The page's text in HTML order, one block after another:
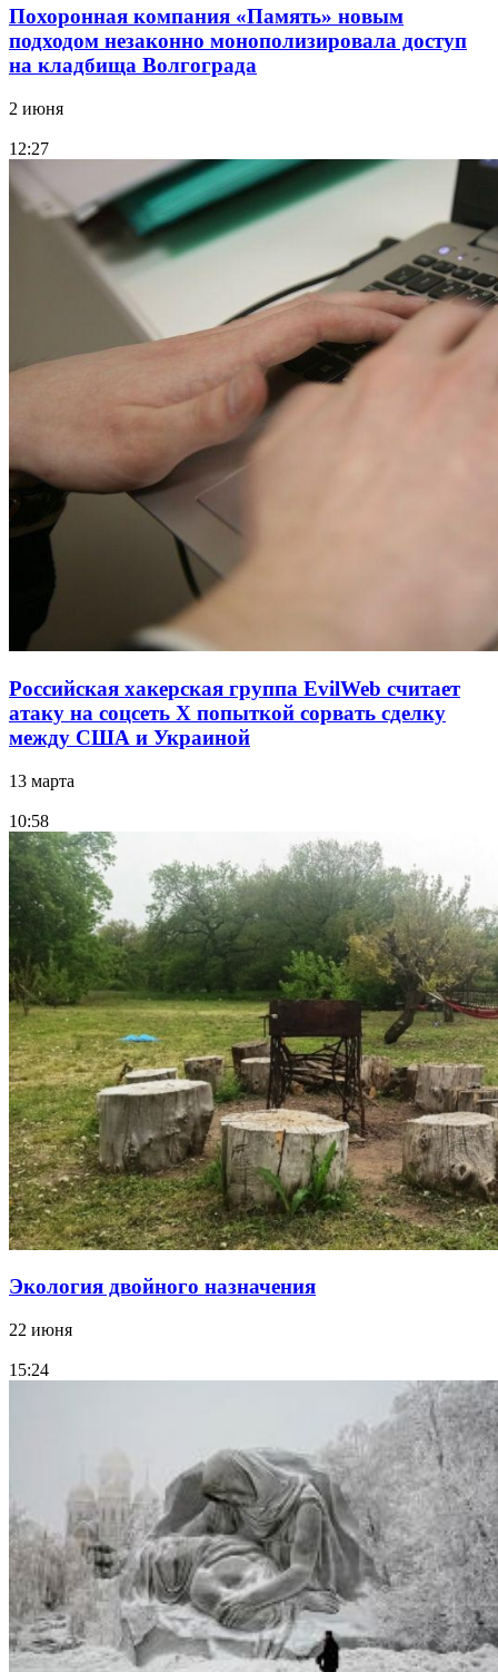
Похоронная компания «Память» новым
подходом незаконно монополизировала доступ
на кладбища Волгограда
2 июня
12:27
Российская хакерская группа EvilWeb считает
атаку на соцсеть Х попыткой сорвать сделку
между США и Украиной
13 марта
10:58
Экология двойного назначения
22 июня
15:24